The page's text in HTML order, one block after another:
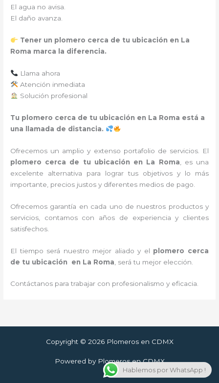
El agua no avisa.
El daño avanza.
Tener un plomero cerca de tu ubicación en La
Roma marca la diferencia.
Llama ahora
Atención inmediata
Solución profesional
Tu plomero cerca de tu ubicación en La Roma está a
una llamada de distancia.
Ofrecemos un amplio y extenso portafolio de servicios. El
plomero cerca de tu ubicación en La Roma , es una
excelente alternativa para lograr tus objetivos y lo más
importante, precios justos y diferentes medios de pago.
Ofrecemos garantía en cada uno de nuestros productos y
servicios, contamos con años de experiencia y clientes
satisfechos.
El tiempo será nuestro mejor aliado y el plomero cerca
de tu ubicación en La Roma , será tu mejor elección.
Contáctanos para trabajar con profesionalismo y eficacia.
Copyright © 2026 Plomeros en CDMX
Powered by Plomeros en CDMX
Hablemos por WhatsApp !